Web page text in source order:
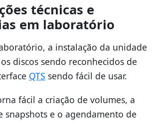
técnicas e
em laboratório
a instalação da unidade
discos sendo reconhecidos de
QTS sendo fácil de usar.
fácil a criação de volumes, a
snapshots e o agendamento de